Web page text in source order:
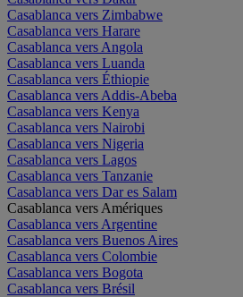
Casablanca vers Zimbabwe
Casablanca vers Harare
Casablanca vers Angola
Casablanca vers Luanda
Casablanca vers Éthiopie
Casablanca vers Addis-Abeba
Casablanca vers Kenya
Casablanca vers Nairobi
Casablanca vers Nigeria
Casablanca vers Lagos
Casablanca vers Tanzanie
Casablanca vers Dar es Salam
Casablanca vers Amériques
Casablanca vers Argentine
Casablanca vers Buenos Aires
Casablanca vers Colombie
Casablanca vers Bogota
Casablanca vers Brésil